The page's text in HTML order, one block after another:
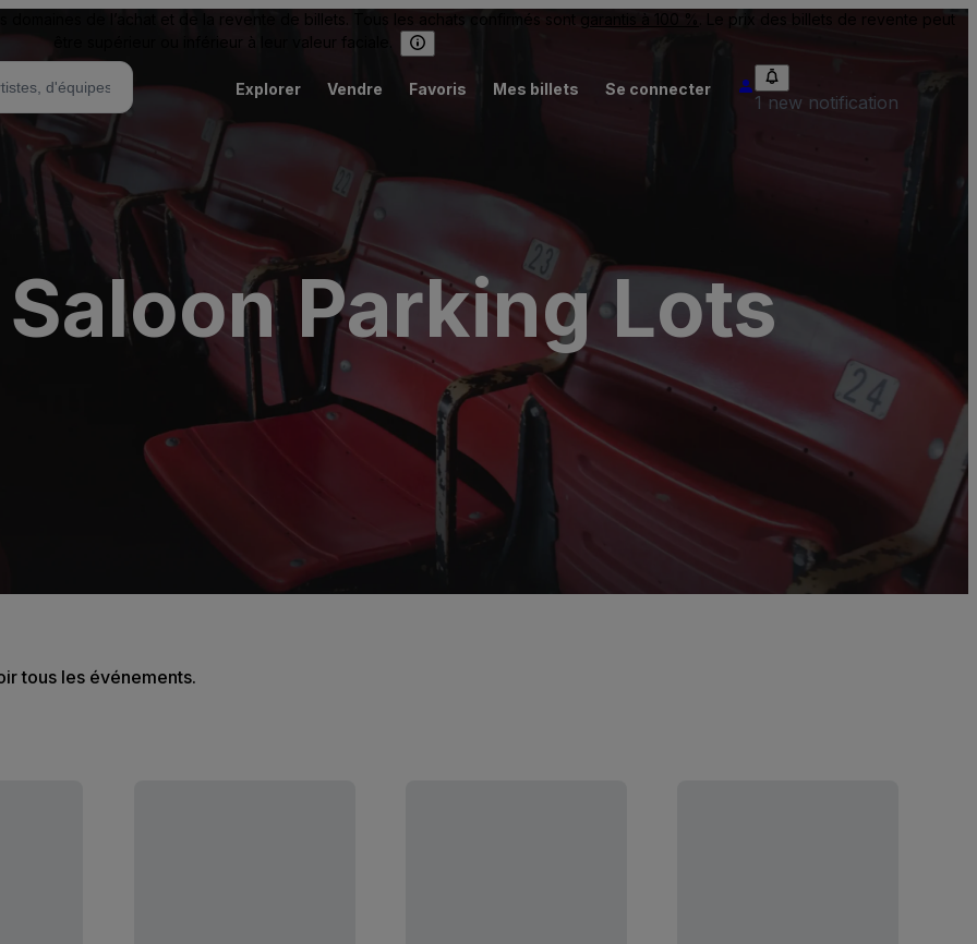
domaines de l’achat et de la revente de billets. Tous les achats confirmés sont garantis à 100 %
. Le prix des billets de revente peut
être supérieur ou inférieur à leur valeur faciale.
Explorer Vendre Favoris Mes billets Se connecter
1 new notification
Parking Lots
tous les événements.